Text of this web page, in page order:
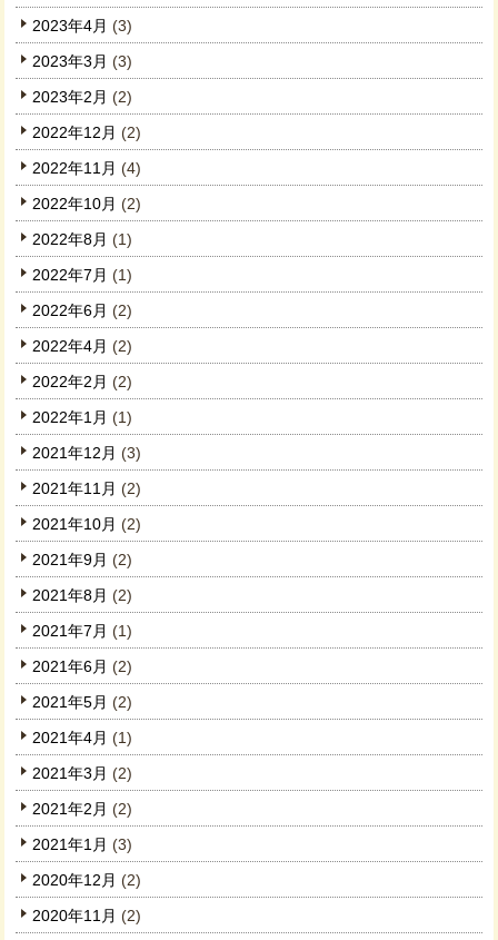
2023年4月 (3)
2023年3月 (3)
2023年2月 (2)
2022年12月 (2)
2022年11月 (4)
2022年10月 (2)
2022年8月 (1)
2022年7月 (1)
2022年6月 (2)
2022年4月 (2)
2022年2月 (2)
2022年1月 (1)
2021年12月 (3)
2021年11月 (2)
2021年10月 (2)
2021年9月 (2)
2021年8月 (2)
2021年7月 (1)
2021年6月 (2)
2021年5月 (2)
2021年4月 (1)
2021年3月 (2)
2021年2月 (2)
2021年1月 (3)
2020年12月 (2)
2020年11月 (2)